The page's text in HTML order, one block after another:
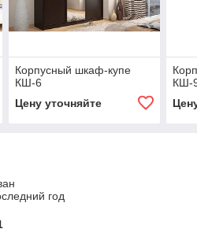
Корпусный шкаф-купе
КШ-6
Цену уточняйте
КШ-
год